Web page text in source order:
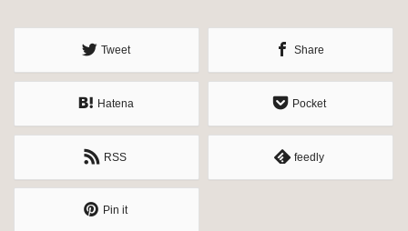
Tweet Share
Hatena Pocket
RSS feedly
Pin it